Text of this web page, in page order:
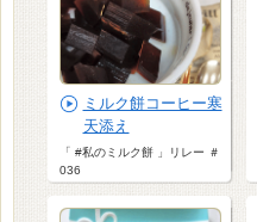
ミルク餅コーヒー寒
天添え
「 #私のミルク餅 」リレー ＃
036